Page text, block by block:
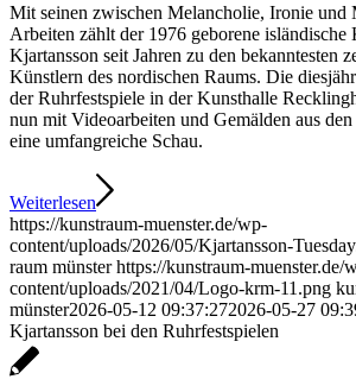
Mit seinen zwischen Melancholie, Ironie und
Arbeiten zählt der 1976 geborene isländische
Kjartansson seit Jahren zu den bekanntesten
Künstlern des nordischen Raums. Die
der Ruhrfestspiele in der Kunsthalle
nun mit Videoarbeiten und Gemälden aus den
eine umfangreiche Schau.
Weiterlesen
https://kunstraum-muenster.de/wp-
content/uploads/2026/05/Kjartansson-
raum münster https://kunstraum-muenster.de/
content/uploads/2021/04/Logo-krm-11.png
münster2026-05-12 09:37:272026-05-27
Kjartansson bei den Ruhrfestspielen